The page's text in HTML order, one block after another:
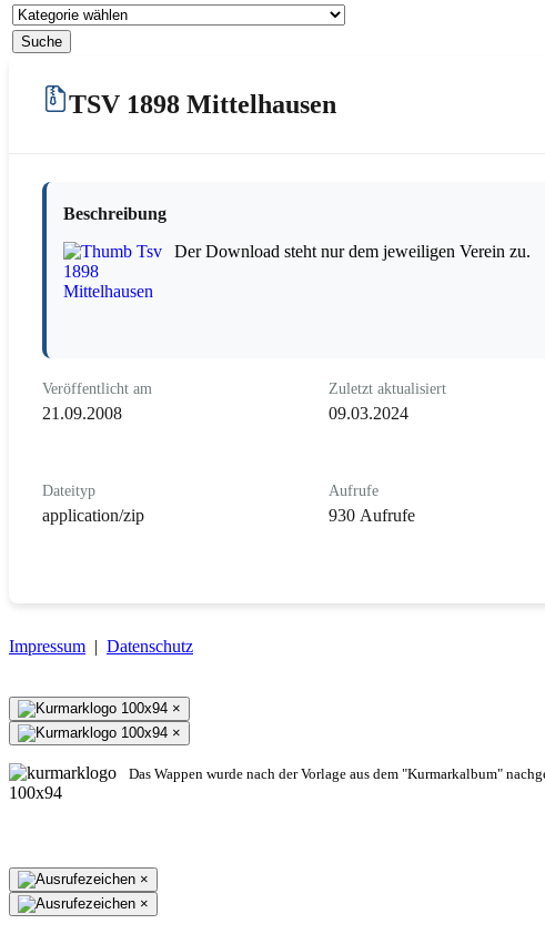
TSV 1898 Mittelhausen
Beschreibung
Der Download steht nur dem jeweiligen Verein zu.
Veröffentlicht am
21.09.2008
Zuletzt aktualisiert
09.03.2024
Dateityp
application/zip
Aufrufe
930 Aufrufe
Impressum | Datenschutz
×
×
Das Wappen wurde nach der Vorlage aus dem "Kurmarkalbum"
×
×